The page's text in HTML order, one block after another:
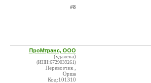
#8
ПроМтранс, ООО
(удалена)
(ИНН:6729039261)
Перевозчик ,
Орша
Код:101310